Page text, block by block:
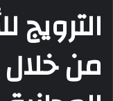
الترويج
من